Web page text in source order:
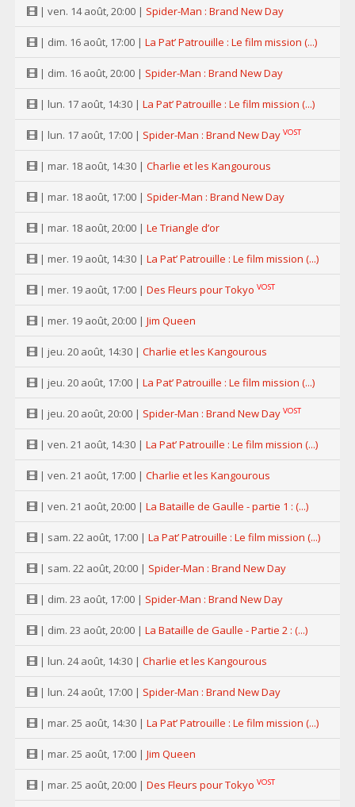
| ven. 14 août, 20:00 | Spider-Man : Brand New Day
| dim. 16 août, 17:00 | La Pat’ Patrouille : Le film mission (...)
| dim. 16 août, 20:00 | Spider-Man : Brand New Day
| lun. 17 août, 14:30 | La Pat’ Patrouille : Le film mission (...)
| lun. 17 août, 17:00 | Spider-Man : Brand New Day VOST
| mar. 18 août, 14:30 | Charlie et les Kangourous
| mar. 18 août, 17:00 | Spider-Man : Brand New Day
| mar. 18 août, 20:00 | Le Triangle d’or
| mer. 19 août, 14:30 | La Pat’ Patrouille : Le film mission (...)
| mer. 19 août, 17:00 | Des Fleurs pour Tokyo VOST
| mer. 19 août, 20:00 | Jim Queen
| jeu. 20 août, 14:30 | Charlie et les Kangourous
| jeu. 20 août, 17:00 | La Pat’ Patrouille : Le film mission (...)
| jeu. 20 août, 20:00 | Spider-Man : Brand New Day VOST
| ven. 21 août, 14:30 | La Pat’ Patrouille : Le film mission (...)
| ven. 21 août, 17:00 | Charlie et les Kangourous
| ven. 21 août, 20:00 | La Bataille de Gaulle - partie 1 : (...)
| sam. 22 août, 17:00 | La Pat’ Patrouille : Le film mission (...)
| sam. 22 août, 20:00 | Spider-Man : Brand New Day
| dim. 23 août, 17:00 | Spider-Man : Brand New Day
| dim. 23 août, 20:00 | La Bataille de Gaulle - Partie 2 : (...)
| lun. 24 août, 14:30 | Charlie et les Kangourous
| lun. 24 août, 17:00 | Spider-Man : Brand New Day
| mar. 25 août, 14:30 | La Pat’ Patrouille : Le film mission (...)
| mar. 25 août, 17:00 | Jim Queen
| mar. 25 août, 20:00 | Des Fleurs pour Tokyo VOST